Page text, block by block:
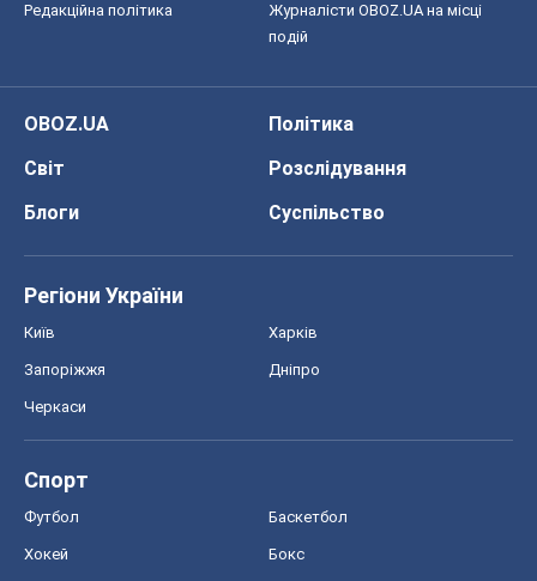
Редакційна політика
Журналісти OBOZ.UA на місці
подій
OBOZ.UA
Політика
Світ
Розслідування
Блоги
Суспільство
Регіони України
Київ Харків
Запоріжжя Дніпро
Черкаси
Спорт
Футбол Баскетбол
Хокей Бокс